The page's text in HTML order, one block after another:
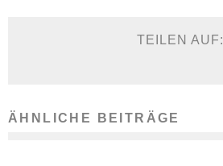
TEILEN AUF:
ÄHNLICHE BEITRÄGE